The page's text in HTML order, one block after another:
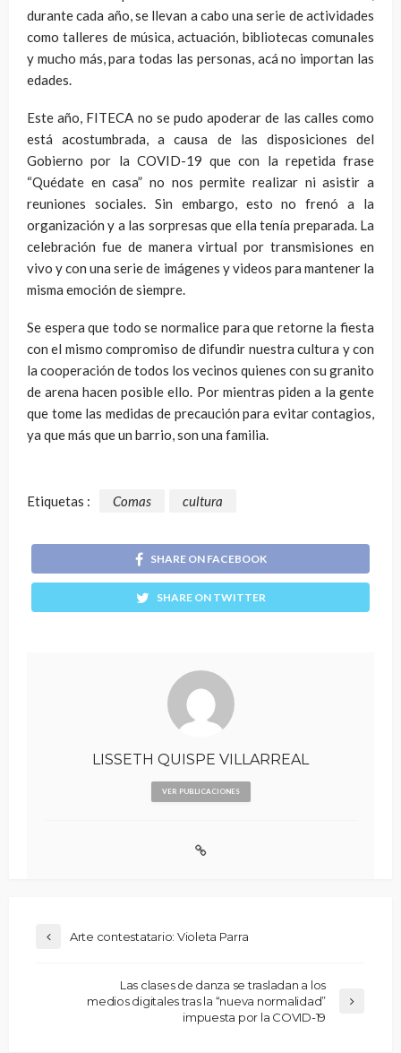
durante cada año, se llevan a cabo una serie de actividades
como talleres de música, actuación, bibliotecas comunales
y mucho más, para todas las personas, acá no importan las
edades.
Este año, FITECA no se pudo apoderar de las calles como
está acostumbrada, a causa de las disposiciones del
Gobierno por la COVID-19 que con la repetida frase
“Quédate en casa” no nos permite realizar ni asistir a
reuniones sociales. Sin embargo, esto no frenó a la
organización y a las sorpresas que ella tenía preparada. La
celebración fue de manera virtual por transmisiones en
vivo y con una serie de imágenes y videos para mantener la
misma emoción de siempre.
Se espera que todo se normalice para que retorne la fiesta
con el mismo compromiso de difundir nuestra cultura y con
la cooperación de todos los vecinos quienes con su granito
de arena hacen posible ello. Por mientras piden a la gente
que tome las medidas de precaución para evitar contagios,
ya que más que un barrio, son una familia.
Etiquetas : Comas cultura
SHARE ON FACEBOOK
SHARE ON TWITTER
LISSETH QUISPE VILLARREAL
VER PUBLICACIONES
Arte contestatario: Violeta Parra
Las clases de danza se trasladan a los
medios digitales tras la “nueva normalidad”
impuesta por la COVID-19